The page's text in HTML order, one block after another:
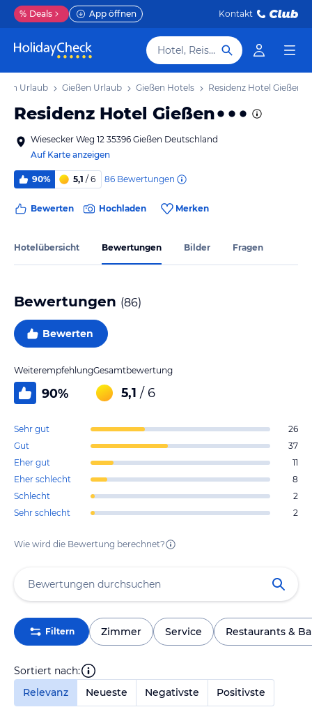
% Deals App öffnen Kontakt
Hotel, Reiseziel
Urlaub Gießen Urlaub Gießen Hotels Residenz Hotel Gießen
Residenz Hotel Gießen
Wiesecker Weg 12 35396 Gießen Deutschland
Auf Karte anzeigen
90% 5,1 / 6 86 Bewertungen
Bewerten Hochladen Merken
Hotelübersicht Bewertungen Bilder Fragen
Bewertungen (86)
Bewerten
Weiterempfehlung
90%
Gesamtbewertung
5,1 / 6
Sehr gut
26
Gut
37
Eher gut
11
Eher schlecht
8
Schlecht
2
Sehr schlecht
2
Wie wird die Bewertung berechnet?
Filtern Zimmer Service Restaurants &
Sortiert nach:
Relevanz
Neueste Negativste Positivste